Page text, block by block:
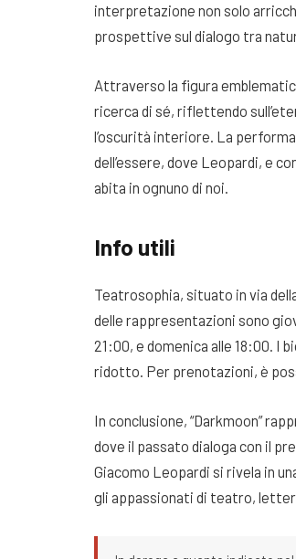
interpretazione non solo
prospettive sul dialogo tra
Attraverso la figura
ricerca di sé, riflettendo
l’oscurità interiore. La
dell’essere, dove Leopardi, e
abita in ognuno di noi.
Info utili
Teatrosophia, situato in via
delle rappresentazioni sono
21:00, e domenica alle 18:00. I
ridotto. Per prenotazioni, è
In conclusione, “Darkmoon”
dove il passato dialoga con il
Giacomo Leopardi si rivela in
gli appassionati di teatro,